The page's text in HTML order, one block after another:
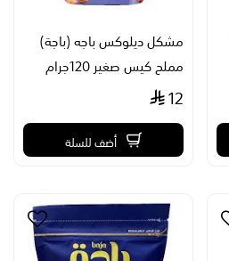
مشكل ديلوكس باجه (باجة)
مملح كيس صغير 120جرام
12
أضف للسلة